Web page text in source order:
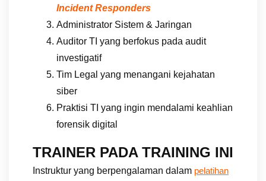
Incident Responders
Administrator Sistem & Jaringan
Auditor TI yang berfokus pada audit
investigatif
Tim Legal yang menangani kejahatan
siber
Praktisi TI yang ingin mendalami keahlian
forensik digital
TRAINER PADA TRAINING INI
Instruktur yang berpengalaman dalam pelatihan